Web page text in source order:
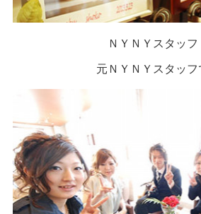
ＮＹＮＹスタッフ
元ＮＹＮＹスタッフ